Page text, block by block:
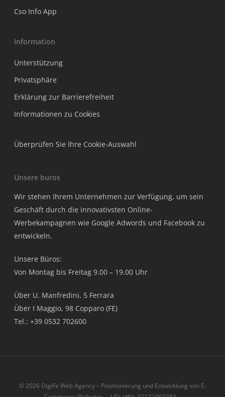
Cso Info App
Information
Unterstützung
Privatsphäre
Erklärung zur Barrierefreiheit
Informationen zu Cookies
Überprüfen Sie Ihre Cookie-Auswahl
Unsere buros
Wir stehen Ihrem Unternehmen zur Verfügung, um sein
Geschäft durch die innovativsten Online-
Werbekampagnen wie Google Adwords und Facebook zu
entwickeln.
Unsere Büros:
Von Montag bis Freitag 9.00 – 19.00 Uhr
Über U. Manfredini, 5 Ferrara
Über I Maggio, 98 Copparo (FE)
Tel.: +39 0532 702600
© 2026 DigiFe Web Agency – Positionierung und Entwicklung von E-